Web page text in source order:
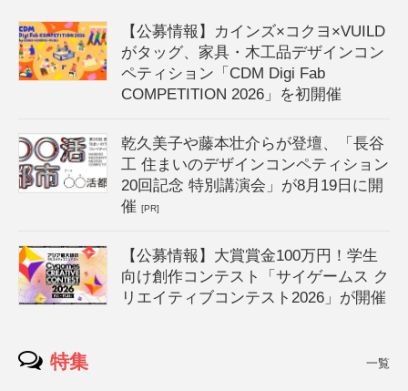
【公募情報】カインズ×コクヨ×VUILD
がタッグ、家具・木工品デザインコン
ペティション「CDM Digi Fab
COMPETITION 2026」を初開催
乾久美子や藤本壮介らが登壇、「長谷
工 住まいのデザインコンペティション
20回記念 特別講演会」が8月19日に開
催[PR]
【公募情報】大賞賞金100万円！学生
向け創作コンテスト「サイゲームス ク
リエイティブコンテスト2026」が開催
特集 一覧